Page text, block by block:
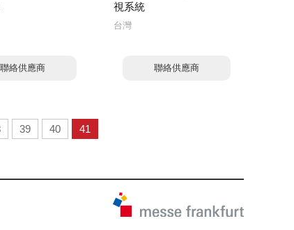
聯絡供應商
視系統
台灣
聯絡供應商
39 40 41